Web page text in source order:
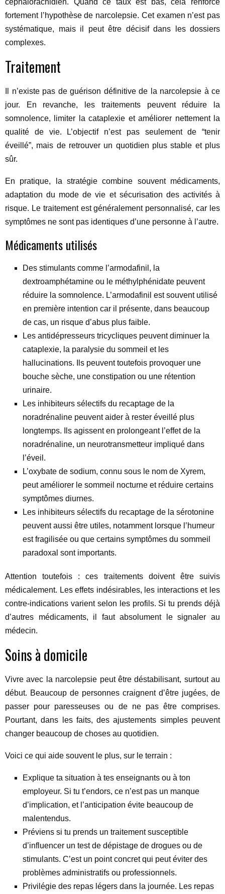
céphalorachidien. Quand ce taux est bas, cela renforce
fortement l’hypothèse de narcolepsie. Cet examen n’est pas
systématique, mais il peut être décisif dans les dossiers
complexes.
Traitement
Il n’existe pas de guérison définitive de la narcolepsie à ce
jour. En revanche, les traitements peuvent réduire la
somnolence, limiter la cataplexie et améliorer nettement la
qualité de vie. L’objectif n’est pas seulement de “tenir
éveillé”, mais de retrouver un quotidien plus stable et plus
sûr.
En pratique, la stratégie combine souvent médicaments,
adaptation du mode de vie et sécurisation des activités à
risque. Le traitement est généralement personnalisé, car les
symptômes ne sont pas identiques d’une personne à l’autre.
Médicaments utilisés
Des stimulants comme l’armodafinil, la
dextroamphétamine ou le méthylphénidate peuvent
réduire la somnolence. L’armodafinil est souvent utilisé
en première intention car il présente, dans beaucoup
de cas, un risque d’abus plus faible.
Les antidépresseurs tricycliques peuvent diminuer la
cataplexie, la paralysie du sommeil et les
hallucinations. Ils peuvent toutefois provoquer une
bouche sèche, une constipation ou une rétention
urinaire.
Les inhibiteurs sélectifs du recaptage de la
noradrénaline peuvent aider à rester éveillé plus
longtemps. Ils agissent en prolongeant l’effet de la
noradrénaline, un neurotransmetteur impliqué dans
l’éveil.
L’oxybate de sodium, connu sous le nom de Xyrem,
peut améliorer le sommeil nocturne et réduire certains
symptômes diurnes.
Les inhibiteurs sélectifs du recaptage de la sérotonine
peuvent aussi être utiles, notamment lorsque l’humeur
est fragilisée ou que certains symptômes du sommeil
paradoxal sont importants.
Attention toutefois : ces traitements doivent être suivis
médicalement. Les effets indésirables, les interactions et les
contre-indications varient selon les profils. Si tu prends déjà
d’autres médicaments, il faut absolument le signaler au
médecin.
Soins à domicile
Vivre avec la narcolepsie peut être déstabilisant, surtout au
début. Beaucoup de personnes craignent d’être jugées, de
passer pour paresseuses ou de ne pas être comprises.
Pourtant, dans les faits, des ajustements simples peuvent
changer beaucoup de choses au quotidien.
Voici ce qui aide souvent le plus, sur le terrain :
Explique ta situation à tes enseignants ou à ton
employeur. Si tu t’endors, ce n’est pas un manque
d’implication, et l’anticipation évite beaucoup de
malentendus.
Préviens si tu prends un traitement susceptible
d’influencer un test de dépistage de drogues ou de
stimulants. C’est un point concret qui peut éviter des
problèmes administratifs ou professionnels.
Privilégie des repas légers dans la journée. Les repas